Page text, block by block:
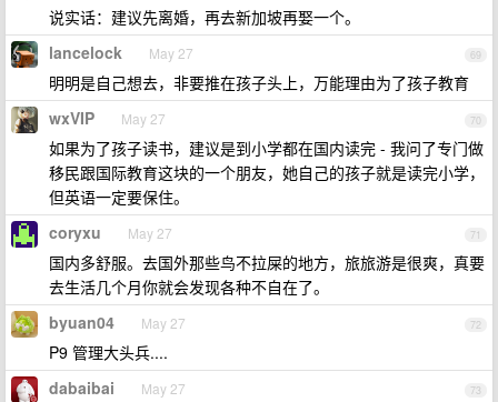
说实话：建议先离婚，再去新加坡再娶一个。
69
lancelock May 27
明明是自己想去，非要推在孩子头上，万能理由为了孩子教育
70
wxVIP May 27
如果为了孩子读书，建议是到小学都在国内读完 - 我问了专门做
移民跟国际教育这块的一个朋友，她自己的孩子就是读完小学，
但英语一定要保住。
71
coryxu May 27
国内多舒服。去国外那些鸟不拉屎的地方，旅旅游是很爽，真要
去生活几个月你就会发现各种不自在了。
72
byuan04 May 27
P9 管理大头兵....
73
dabaibai May 27